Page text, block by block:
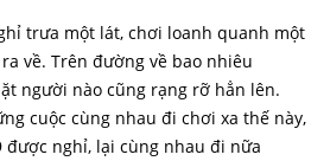
trưa một lát, chơi loanh quanh một
về. Trên đường về bao nhiêu
người nào cũng rạng rỡ hẳn lên.
cuộc cùng nhau đi chơi xa thế này,
được nghỉ, lại cùng nhau đi nữa